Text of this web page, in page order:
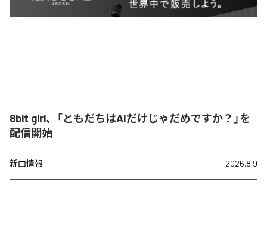
8bit girl、「ともだちはAIだけじゃだめですか？」を
配信開始
新曲情報 2026.8.9